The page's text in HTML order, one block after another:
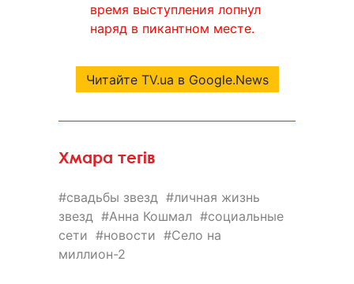
время выступления лопнул
наряд в пикантном месте.
Читайте TV.ua в Google.News
Хмара тегів
свадьбы звезд
личная жизнь
звезд
Анна Кошмал
социальные
сети
новости
Село на
миллион-2